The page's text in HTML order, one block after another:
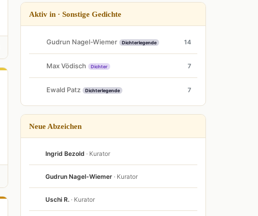
Aktiv in · Sonstige Gedichte
Gudrun Nagel-Wiemer Dichterlegende 14
Max Vödisch Dichter 7
Ewald Patz Dichterlegende 7
Neue Abzeichen
Ingrid Bezold · Kurator
Gudrun Nagel-Wiemer · Kurator
Uschi R. · Kurator